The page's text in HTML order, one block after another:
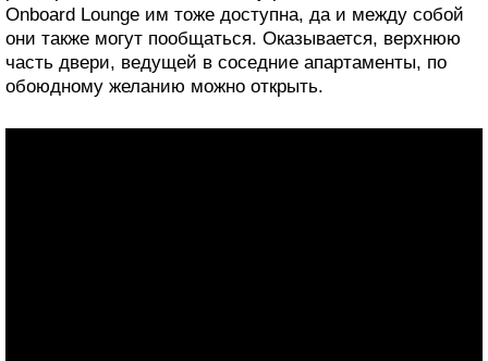
Onboard Lounge им тоже доступна, да и между собой
они также могут пообщаться. Оказывается, верхнюю
часть двери, ведущей в соседние апартаменты, по
обоюдному желанию можно открыть.